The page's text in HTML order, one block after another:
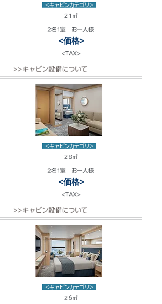
<キャビンカテゴリ>
21㎡
2名1室 お一人様
<価格>
<TAX>
>>キャビン設備について
<キャビンカテゴリ>
28㎡
2名1室 お一人様
<価格>
<TAX>
>>キャビン設備について
<キャビンカテゴリ>
26㎡